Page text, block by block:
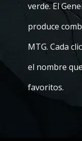
verde. El
produce
MTG. Cada
el nombre
favoritos.